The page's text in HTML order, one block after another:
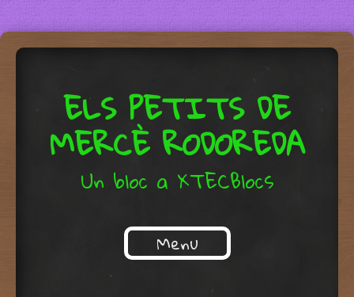
ELS PETITS DE
MERCÈ RODOREDA
Un bloc a XTECBlocs
Menu
Skip to content